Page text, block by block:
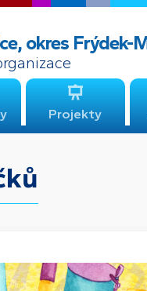
okres Frýdek-
Projekty